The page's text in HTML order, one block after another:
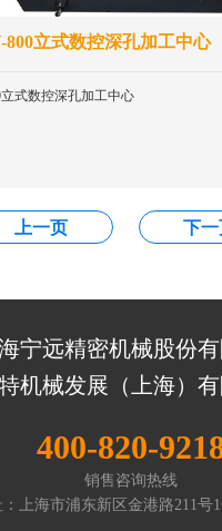
800立式数控深孔加工中心
立式数控深孔加工中心
上一页 下一
海宁远精密机械股份
机械发展（上海）有
400-820-
销售咨询热线
上海市浦东新区金港路211号